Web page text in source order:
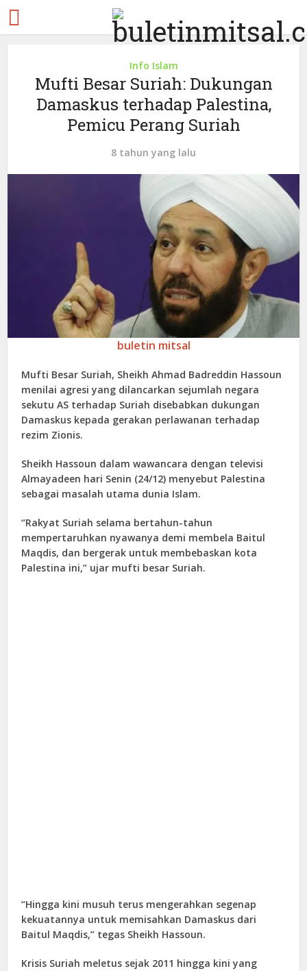
Info Islam
Mufti Besar Suriah: Dukungan
Damaskus terhadap Palestina,
Pemicu Perang Suriah
8 tahun yang lalu
buletin mitsal
Mufti Besar Suriah, Sheikh Ahmad Badreddin Hassoun
menilai agresi yang dilancarkan sejumlah negara
sekutu AS terhadap Suriah disebabkan dukungan
Damaskus kepada gerakan perlawanan terhadap
rezim Zionis.
Sheikh Hassoun dalam wawancara dengan televisi
Almayadeen hari Senin (24/12) menyebut Palestina
sebagai masalah utama dunia Islam.
“Rakyat Suriah selama bertahun-tahun
mempertaruhkan nyawanya demi membela Baitul
Maqdis, dan bergerak untuk membebaskan kota
Palestina ini,” ujar mufti besar Suriah.
“Hingga kini musuh terus mengerahkan segenap
kekuatannya untuk memisahkan Damaskus dari
Baitul Maqdis,” tegas Sheikh Hassoun.
Krisis Suriah meletus sejak 2011 hingga kini yang